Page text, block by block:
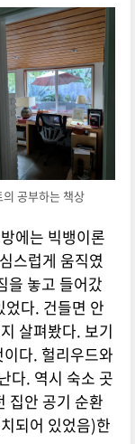
공부하는 책상
에는 빅뱅이론
스럽게 움직였
을 놓고 들어갔
다. 건들면 안
살펴봤다. 보기
다. 헐리우드와
다. 역시 숙소 곳
집안 공기 순환
되어 있었음)한